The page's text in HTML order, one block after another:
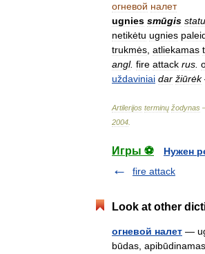
oгневой налет
ugnies smūgis
netikėtu ugnies
trukmės atliekamas
angl. fire attack rus
uždaviniai dar žiūrėk
Artilerijos terminų žodynas
2004
Игры ⚽
Нужен
fire attack
Look at other
oгневой налет —
būdas,